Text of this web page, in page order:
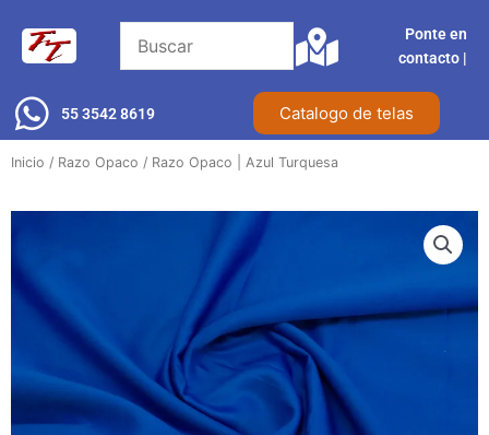
contenido
Ponte en
contacto |​
55 3542 8619 Catalogo de telas
Inicio / Razo Opaco / Razo Opaco | Azul Turquesa